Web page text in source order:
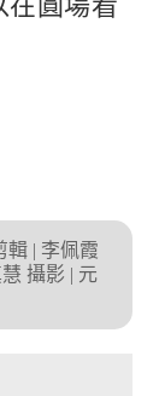
輯 | 李佩霞
攝影 | 元